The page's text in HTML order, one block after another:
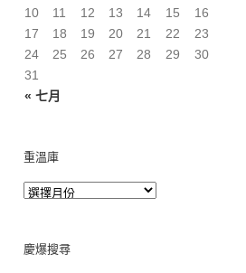
« 七月
10
11 12 13 14 15
16
17
18 19 20 21 22
23
24
25 26 27 28 29
30
31
重溫庫
慶爆搜尋